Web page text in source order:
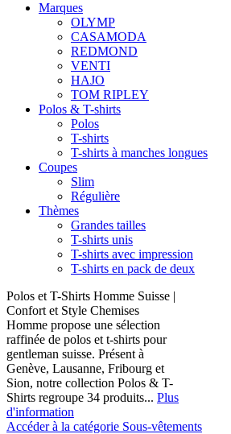
Marques
OLYMP
CASAMODA
REDMOND
VENTI
HAJO
TOM RIPLEY
Polos & T-shirts
Polos
T-shirts
T-shirts à manches longues
Coupes
Slim
Régulière
Thèmes
Grandes tailles
T-shirts unis
T-shirts avec impression
T-shirts en pack de deux
Polos et T-Shirts Homme Suisse |
Confort et Style Chemises
Homme propose une sélection
raffinée de polos et t-shirts pour
gentleman suisse. Présent à
Genève, Lausanne, Fribourg et
Sion, notre collection Polos & T-
Shirts regroupe 34 produits... Plus
d'information
Accéder à la catégorie Sous-vêtements